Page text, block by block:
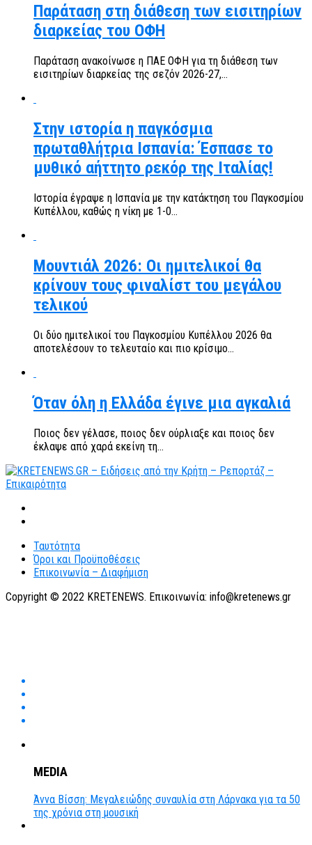
Παράταση στη διάθεση των εισιτηρίων
διαρκείας του ΟΦΗ
Παράταση ανακοίνωσε η ΠΑΕ ΟΦΗ για τη διάθεση των
εισιτηρίων διαρκείας της σεζόν 2026-27,...
Στην ιστορία η παγκόσμια
πρωταθλήτρια Ισπανία: Έσπασε το
μυθικό αήττητο ρεκόρ της Ιταλίας!
Ιστορία έγραψε η Ισπανία με την κατάκτηση του Παγκοσμίου
Κυπέλλου, καθώς η νίκη με 1-0...
Μουντιάλ 2026: Οι ημιτελικοί θα
κρίνουν τους φιναλίστ του μεγάλου
τελικού
Οι δύο ημιτελικοί του Παγκοσμίου Κυπέλλου 2026 θα
αποτελέσουν το τελευταίο και πιο κρίσιμο...
Όταν όλη η Ελλάδα έγινε μια αγκαλιά
Ποιος δεν γέλασε, ποιος δεν ούρλιαξε και ποιος δεν
έκλαψε από χαρά εκείνη τη...
Ταυτότητα
Όροι και Προϋποθέσεις
Επικοινωνία – Διαφήμιση
Copyright © 2022 KRETENEWS. Επικοινωνία: info@kretenews.gr
MEDIA
Άννα Βίσση: Μεγαλειώδης συναυλία στη Λάρνακα για τα 50
της χρόνια στη μουσική